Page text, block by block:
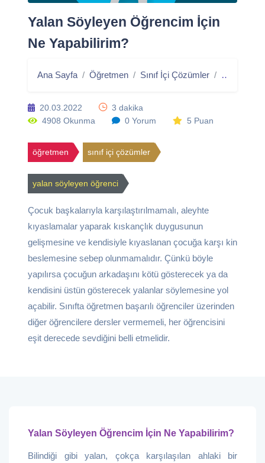
Yalan Söyleyen Öğrencim İçin
Ne Yapabilirim?
Ana Sayfa Öğretmen Sınıf İçi Çözümler Yalan
20.03.2022
3 dakika
4908 Okunma
0 Yorum 5 Puan
öğretmen sınıf içi çözümler
yalan söyleyen öğrenci
Çocuk başkalarıyla karşılaştırılmamalı, aleyhte
kıyaslamalar yaparak kıskançlık duygusunun
gelişmesine ve kendisiyle kıyaslanan çocuğa karşı kin
beslemesine sebep olunmamalıdır. Çünkü böyle
yapılırsa çocuğun arkadaşını kötü gösterecek ya da
kendisini üstün gösterecek yalanlar söylemesine yol
açabilir. Sınıfta öğretmen başarılı öğrenciler üzerinden
diğer öğrencilere dersler vermemeli, her öğrencisini
eşit derecede sevdiğini belli etmelidir.
Yalan Söyleyen Öğrencim İçin Ne Yapabilirim?
Bilindiği gibi yalan, çokça karşılaşılan ahlaki bir